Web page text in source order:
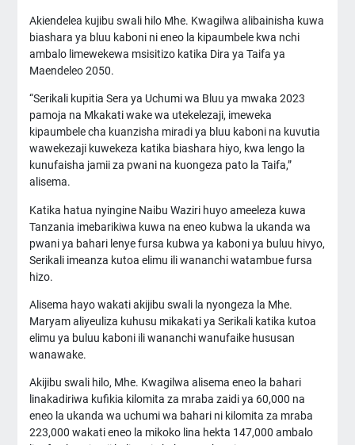
Akiendelea kujibu swali hilo Mhe. Kwagilwa alibainisha kuwa
biashara ya bluu kaboni ni eneo la kipaumbele kwa nchi
ambalo limewekewa msisitizo katika Dira ya Taifa ya
Maendeleo 2050.
“Serikali kupitia Sera ya Uchumi wa Bluu ya mwaka 2023
pamoja na Mkakati wake wa utekelezaji, imeweka
kipaumbele cha kuanzisha miradi ya bluu kaboni na kuvutia
wawekezaji kuwekeza katika biashara hiyo, kwa lengo la
kunufaisha jamii za pwani na kuongeza pato la Taifa,”
alisema.
Katika hatua nyingine Naibu Waziri huyo ameeleza kuwa
Tanzania imebarikiwa kuwa na eneo kubwa la ukanda wa
pwani ya bahari lenye fursa kubwa ya kaboni ya buluu hivyo,
Serikali imeanza kutoa elimu ili wananchi watambue fursa
hizo.
Alisema hayo wakati akijibu swali la nyongeza la Mhe.
Maryam aliyeuliza kuhusu mikakati ya Serikali katika kutoa
elimu ya buluu kaboni ili wananchi wanufaike hususan
wanawake.
Akijibu swali hilo, Mhe. Kwagilwa alisema eneo la bahari
linakadiriwa kufikia kilomita za mraba zaidi ya 60,000 na
eneo la ukanda wa uchumi wa bahari ni kilomita za mraba
223,000 wakati eneo la mikoko lina hekta 147,000 ambalo